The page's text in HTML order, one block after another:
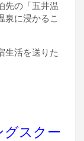
先の「五井温
泉に浸かるこ
生活を送りた
スクー